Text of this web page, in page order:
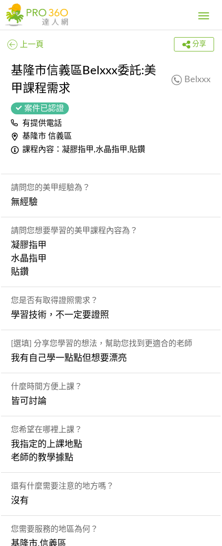
Toggle
上一頁 分享
基隆市信義區Belxxx委託:美
甲課程需求
Belxxx
案件已認證
有提供電話
基隆市 信義區
課程內容：凝膠指甲,水晶指甲,貼鑽
請問您的美甲經驗為？
無經驗
請問您想要學習的美甲課程內容為？
凝膠指甲
水晶指甲
貼鑽
您是否有取得證照需求？
學習技術，不一定要證照
[選填] 分享您學習的想法，幫助您找到更適合的老師
我有自己學一點點但想要漂亮
什麼時間方便上課？
皆可討論
您希望在哪裡上課？
我指定的上課地點
老師的教學據點
還有什麼需要注意的地方嗎？
沒有
您需要服務的地區為何？
基隆市,信義區